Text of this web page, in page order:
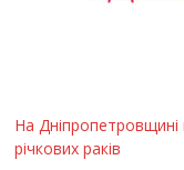
На
річкових раків